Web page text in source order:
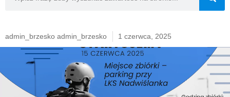
admin_brzesko admin_brzesko 1 czerwca, 2025